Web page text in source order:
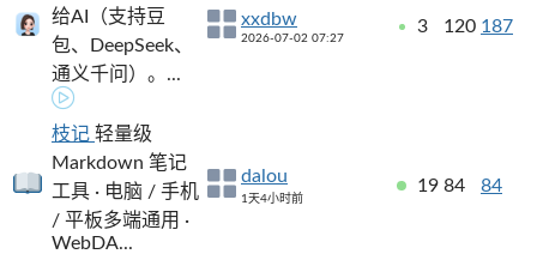
给AI（支持豆
包、DeepSeek、
通义千问）。...
xxdbw
2026-07-02 07:27
3 120 187
枝记 轻量级
Markdown 笔记
工具 · 电脑 / 手机
/ 平板多端通用 ·
WebDA...
dalou
1天4小时前
19 84 84